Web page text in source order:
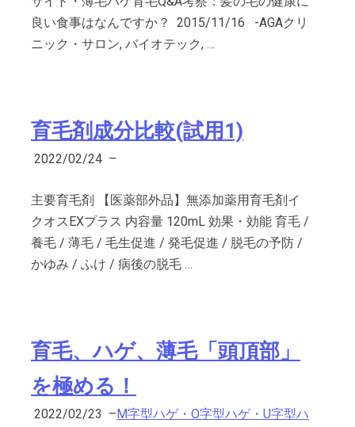
良い食事はなんですか？ 2015/11/16 -AGAクリ
ニック・サロン, バイオテック, …
育毛剤成分比較(試用1)
2022/02/24 –
主要育毛剤 【医薬部外品】無添加薬用育毛剤イ
クオスEXプラス 内容量 120mL 効果・効能 育毛 /
養毛 / 薄毛 / 毛生促進 / 発毛促進 / 脱毛の予防 /
かゆみ / ふけ / 病後の脱毛 …
育毛、ハゲ、薄毛「頭頂部」
を極める！
2022/02/23 –M字型ハゲ・O字型ハゲ・U字型ハ